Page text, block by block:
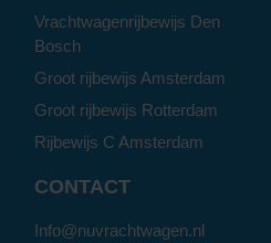
Vrachtwagenrijbewijs Den
Bosch
Groot rijbewijs Amsterdam
Groot rijbewijs Rotterdam
Rijbewijs C Amsterdam
CONTACT
Info@nuvrachtwagen.nl